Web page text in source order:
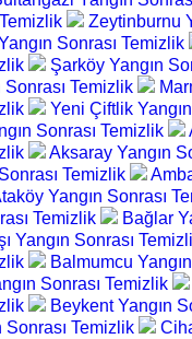
Zeytinburnu
Sonrası Temizlik
Şarköy Yangın
Temizlik
Yeni Çiftlik
Sonrası Temizlik
Aksaray Yangın
Temizlik
Yangın Sonrası
Temizlik
Bağlar
Yangın Sonrası
Balmumcu
Sonrası Temizlik
Beykent Yangın
Sonrası Temizlik